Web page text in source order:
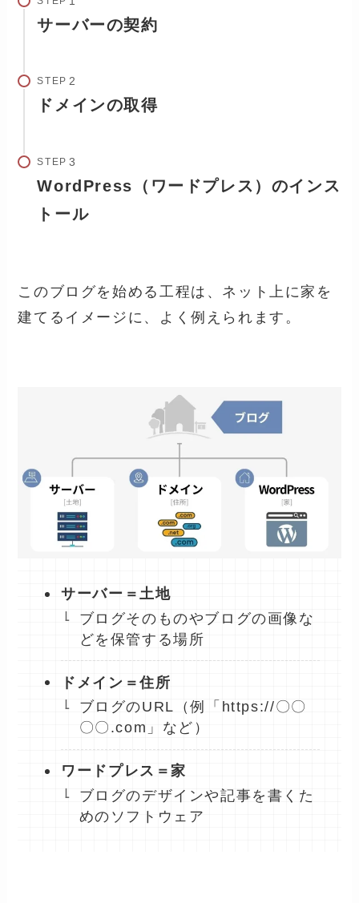
サーバーの契約
STEP
ドメインの取得
STEP
WordPress（ワードプレス）のインス
トール
このブログを始める工程は、ネット上に家を
建てるイメージに、よく例えられます。
サーバー＝土地
ブログそのものやブログの画像な
どを保管する場所
ドメイン＝住所
ブログのURL（例「https://〇〇
〇〇.com」など）
ワードプレス＝家
ブログのデザインや記事を書くた
めのソフトウェア